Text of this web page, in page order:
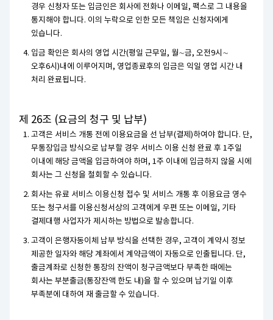
경우 신청자 또는 입금인은 회사에 전화나 이메일, 팩스로 그 내용을
통지해야 합니다. 이의 누락으로 인한 모든 책임은 신청자에게
있습니다.
입금 확인은 회사의 영업 시간(평일 근무일, 월∼금, 오전9시∼
오후6시)내에 이루어지며, 영업종료후의 입금은 익일 영업 시간 내
처리 완료됩니다.
제 26조 (요금의 청구 및 납부)
고객은 서비스 개통 전에 이용요금을 선 납부(결제)하여야 합니다. 단,
무통장입금 방식으로 납부할 경우 서비스 이용 신청 완료 후 1주일
이내에 해당 금액을 입금하여야 하며, 1주 이내에 입금하지 않을 시에
회사는 그 신청을 철회할 수 있습니다.
회사는 유료 서비스 이용신청 접수 및 서비스 개통 후 이용요금 영수
또는 청구서를 이용신청서상의 고객에게 우편 또는 이메일, 기타
결제대행 사업자가 제시하는 방법으로 발송합니다.
고객이 은행자동이체 납부 방식을 선택한 경우, 고객이 계약시 정보
제공한 일자와 해당 계좌에서 계약금액이 자동으로 인출됩니다. 단,
출금계좌로 신청한 통장의 잔액이 청구금액보다 부족한 때에는
회사는 부분출금(통장잔액 한도 내)을 할 수 있으며 납기일 이후
부족분에 대하여 재 출금할 수 있습니다.